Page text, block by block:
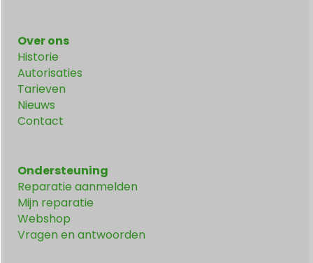
Over ons
Historie
Autorisaties
Tarieven
Nieuws
Contact
Ondersteuning
Reparatie aanmelden
Mijn reparatie
Webshop
Vragen en antwoorden